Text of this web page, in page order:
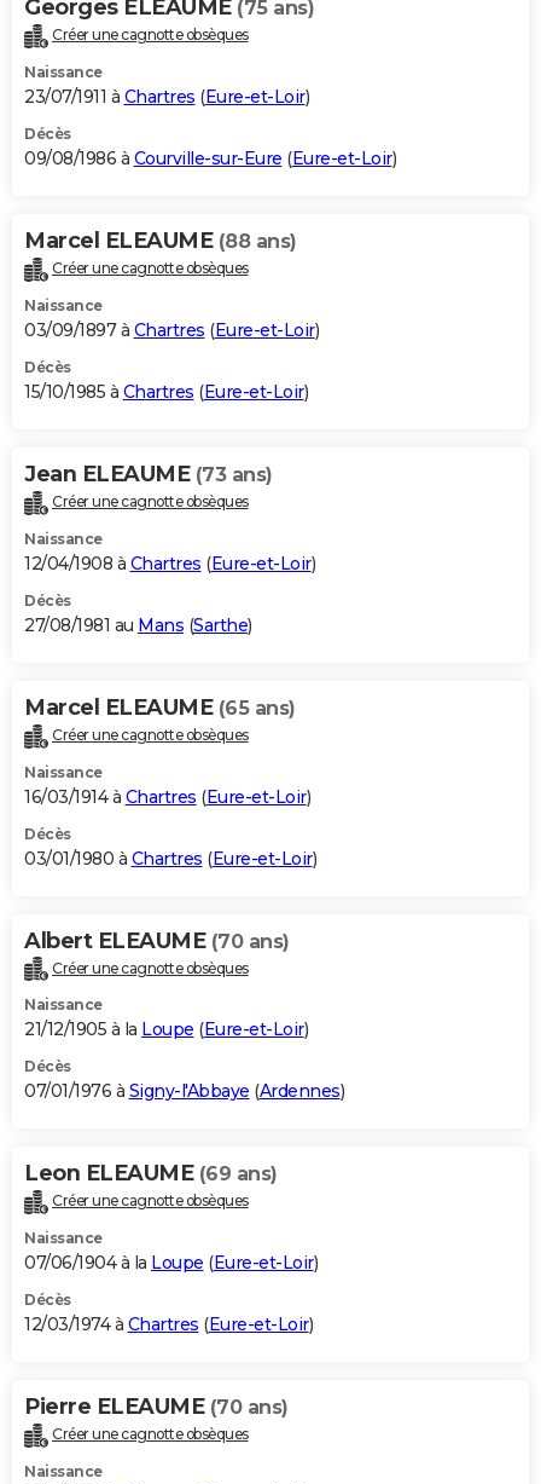
Georges ELEAUME (75 ans)
Créer une cagnotte obsèques
Naissance
23/07/1911 à Chartres (Eure-et-Loir)
Décès
09/08/1986 à Courville-sur-Eure (Eure-et-Loir)
Marcel ELEAUME (88 ans)
Créer une cagnotte obsèques
Naissance
03/09/1897 à Chartres (Eure-et-Loir)
Décès
15/10/1985 à Chartres (Eure-et-Loir)
Jean ELEAUME (73 ans)
Créer une cagnotte obsèques
Naissance
12/04/1908 à Chartres (Eure-et-Loir)
Décès
27/08/1981 au Mans (Sarthe)
Marcel ELEAUME (65 ans)
Créer une cagnotte obsèques
Naissance
16/03/1914 à Chartres (Eure-et-Loir)
Décès
03/01/1980 à Chartres (Eure-et-Loir)
Albert ELEAUME (70 ans)
Créer une cagnotte obsèques
Naissance
21/12/1905 à la Loupe (Eure-et-Loir)
Décès
07/01/1976 à Signy-l'Abbaye (Ardennes)
Leon ELEAUME (69 ans)
Créer une cagnotte obsèques
Naissance
07/06/1904 à la Loupe (Eure-et-Loir)
Décès
12/03/1974 à Chartres (Eure-et-Loir)
Pierre ELEAUME (70 ans)
Créer une cagnotte obsèques
Naissance